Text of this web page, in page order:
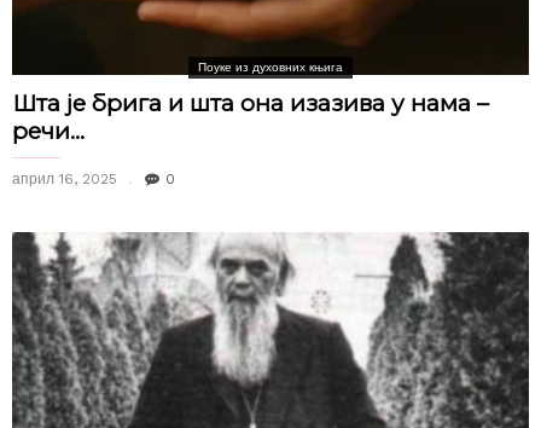
Поуке из духовних књига
Шта је брига и шта она изазива у нама –
речи...
април 16, 2025 0